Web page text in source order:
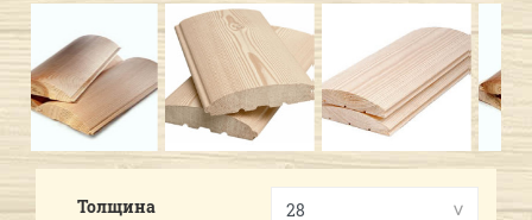
Previous Next
Толщина